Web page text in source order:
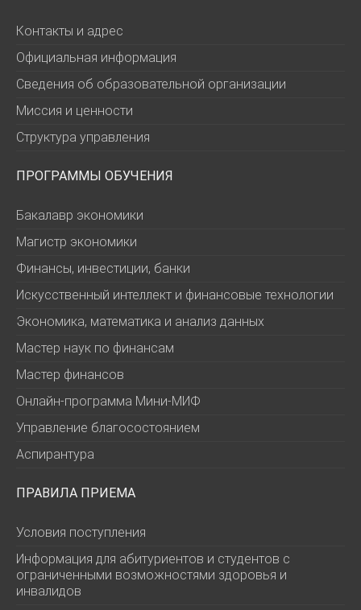
Контакты и адрес
Официальная информация
Сведения об образовательной организации
Миссия и ценности
Структура управления
ПРОГРАММЫ ОБУЧЕНИЯ
Бакалавр экономики
Магистр экономики
Финансы, инвестиции, банки
Искусственный интеллект и финансовые технологии
Экономика, математика и анализ данных
Мастер наук по финансам
Мастер финансов
Онлайн-программа Мини-МИФ
Управление благосостоянием
Аспирантура
ПРАВИЛА ПРИЕМА
Условия поступления
Информация для абитуриентов и студентов с
ограниченными возможностями здоровья и
инвалидов